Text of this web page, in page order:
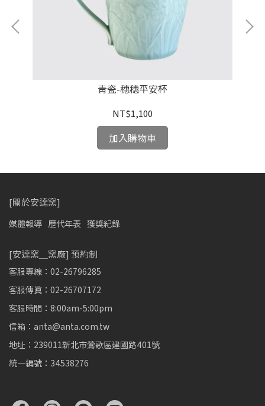
青瓷-穗穗平安杯
NT$1,100
加入購物車
[關於安達窯]
媒體報導 歷代年表 獲獎紀錄
[安達窯＿窯廠] 預約制
客服專線：02-26796285
客服傳真：02-26707172
客服時間：8:00am-5:00pm
信箱：anta@anta.com.tw
地址：239011新北市鶯歌區建國路401號
統一編號：34538276